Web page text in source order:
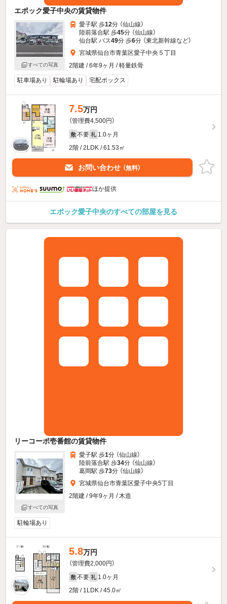
エポック愛子中央の賃貸物件
すべての写真
愛子駅 歩12分 （仙山線）
陸前落合駅 歩45分 （仙山線）
仙台駅 バス49分 歩6分 （東北新幹線など）
宮城県仙台市青葉区愛子中央５丁目
2階建 / 6年9ヶ月 / 軽量鉄骨
駐車場あり 駐輪場あり 宅配ボックス
7.5万円
（管理費4,500円）
敷 不要 礼 1.0ヶ月
2階 / 2LDK / 61.53㎡
お問い合わせ （無料）
ほか提供
エポック愛子中央のすべての部屋を見る
リーコーポ壱番館の賃貸物件
すべての写真
愛子駅 歩1分 （仙山線）
陸前落合駅 歩34分 （仙山線）
葛岡駅 歩73分 （仙山線）
宮城県仙台市青葉区愛子中央5丁目
2階建 / 9年9ヶ月 / 木造
駐輪場あり
5.8万円
（管理費2,000円）
敷 不要 礼 1.0ヶ月
2階 / 1LDK / 45.0㎡